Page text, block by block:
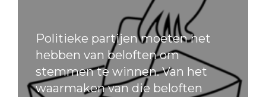
Politieke partijen moeten het
hebben van beloften om
stemmen te winnen. Van het
waarmaken van die beloften